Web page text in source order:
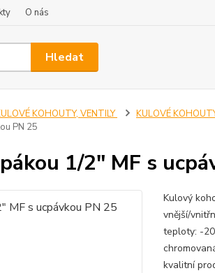
O nás
Hledat
KOHOUTY, VENTILY KULOVÉ
PN 25
1/2" MF s
Kulový
vnější/
teploty: -
kvalitní